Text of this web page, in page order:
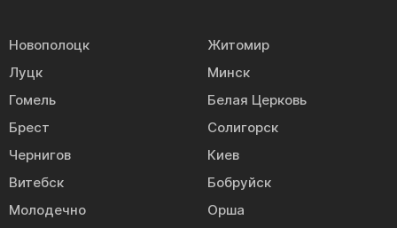
Новополоцк
Житомир
Луцк
Минск
Гомель
Белая Церковь
Брест
Солигорск
Чернигов
Киев
Витебск
Бобруйск
Молодечно
Орша